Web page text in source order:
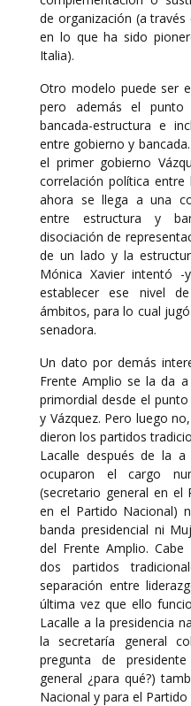
de organización (a
en lo que ha sido
Italia).
Otro modelo puede ser
pero además el punto
bancada-estructura e
entre gobierno y
el primer gobierno
correlación política
ahora se llega a una
entre estructura y
disociación de
de un lado y la
Mónica Xavier intentó
establecer ese nivel
ámbitos, para lo cual
senadora.
Un dato por demás
Frente Amplio se la da
primordial desde el
y Vázquez. Pero luego
dieron los partidos
Lacalle después de la a
ocuparon el cargo
(secretario general en el
en el Partido Nacional)
banda presidencial ni
del Frente Amplio.
dos partidos
separación entre
última vez que ello
Lacalle a la presidencia
la secretaría general
pregunta de
general ¿para qué?)
Nacional y para el Partido